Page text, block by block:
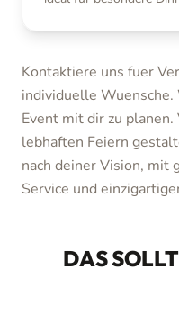
Kontaktiere uns fuer
individuelle
Event mit dir zu planen.
lebhaften Feiern
nach deiner Vision, mit
Service und
DAS